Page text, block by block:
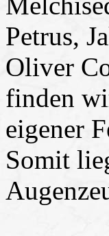
Petrus,
Oliver
finden
eigener
Somit